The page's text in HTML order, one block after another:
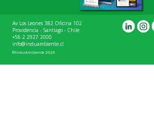
Av Los Leones 382 Oficina 102
Providencia - Santiago - Chile
+56 2 2927 2000
info@induambiente.cl
©InduAmbiente 2026